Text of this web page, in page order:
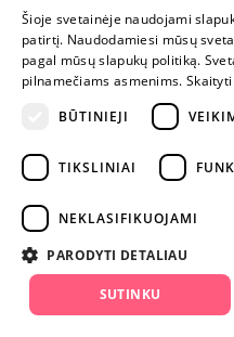
+370 600
info@fantazijos.lt
Karjera
Šioje svetainėje naudojami
patirtį. Naudodamiesi mūsų
pagal mūsų slapukų politiką.
pilnamečiams asmenims.
BŪTINIEJI
TIKSLINIAI
NEKLASIFIKUOJAMI
PARODYTI DETALIAU
SUTINKU